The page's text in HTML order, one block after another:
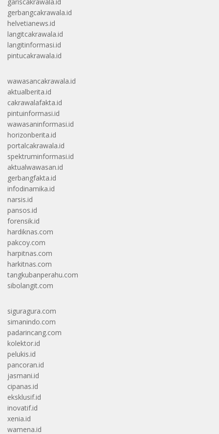
gerbangcakrawala.id
helvetianews.id
langitcakrawala.id
langitinformasi.id
pintucakrawala.id
wawasancakrawala.id
aktualberita.id
cakrawalafakta.id
pintuinformasi.id
wawasaninformasi.id
horizonberita.id
portalcakrawala.id
spektruminformasi.id
aktualwawasan.id
gerbangfakta.id
infodinamika.id
narsis.id
pansos.id
forensik.id
hardiknas.com
pakcoy.com
harpitnas.com
harkitnas.com
tangkubanperahu.com
sibolangit.com
siguragura.com
simanindo.com
padarincang.com
kolektor.id
pelukis.id
pancoran.id
jasmani.id
cipanas.id
eksklusif.id
inovatif.id
xenia.id
wamena.id